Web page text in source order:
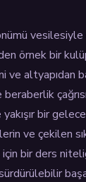
örnek bir
altyapıdan
bir
ve çekilen
bir ders